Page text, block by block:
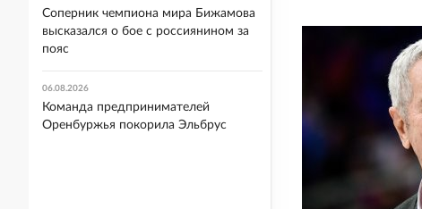
Соперник чемпиона мира Бижамова
высказался о бое с россиянином за
пояс
06.08.2026
Команда предпринимателей
Оренбуржья покорила Эльбрус